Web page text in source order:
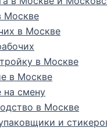
Москве
в Москве
в Москве
в Москве
на смену
в Москве
и